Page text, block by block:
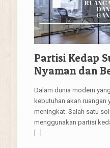
Partisi Kedap
Nyaman dan
Dalam dunia modern
kebutuhan akan ruangan
meningkat. Salah satu
menggunakan partisi
[…]